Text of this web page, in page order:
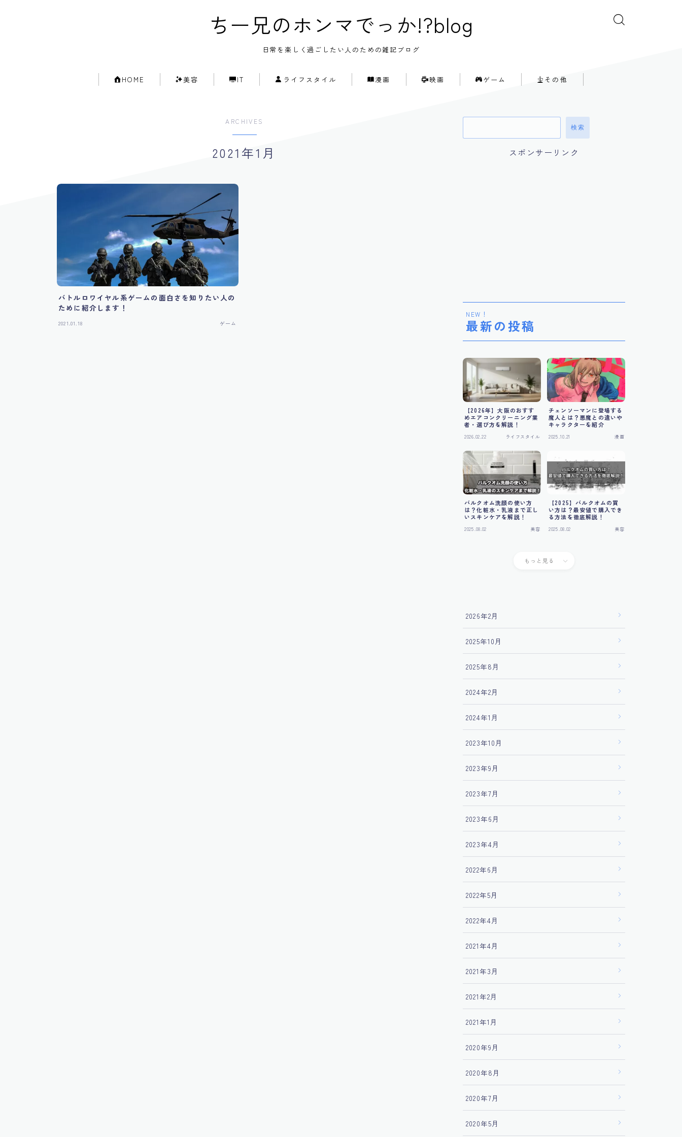
ちー兄のホンマでっか!?blog
日常を楽しく過ごしたい人のための雑記ブログ
HOME 美容 IT ライフスタイル 漫画 映画 ゲーム その他
ARCHIVES
2021年1月
バトルロワイヤル系ゲームの面白さを知りたい人の
ために紹介します！
2021.01.18 ゲーム
検索
スポンサーリンク
NEW！
最新の投稿
【2026年】大阪のおすす
めエアコンクリーニング業
者・選び方を解説！
2026.02.22 ライフスタイル
チェンソーマンに登場する
魔人とは？悪魔との違いや
キャラクターを紹介
2025.10.21 漫画
バルクオム洗顔の使い方
は？化粧水・乳液まで正し
いスキンケアを解説！
2025.08.02 美容
【2025】バルクオムの買
い方は？最安値で購入でき
る方法を徹底解説！
2025.08.02 美容
もっと見る
2026年2月
2025年10月
2025年8月
2024年2月
2024年1月
2023年10月
2023年9月
2023年7月
2023年6月
2023年4月
2022年6月
2022年5月
2022年4月
2021年4月
2021年3月
2021年2月
2021年1月
2020年9月
2020年8月
2020年7月
2020年5月